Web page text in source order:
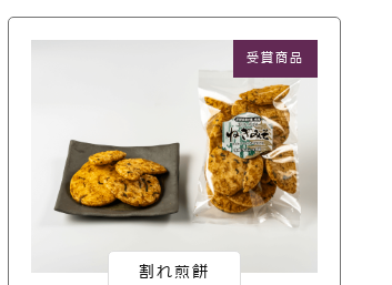
受賞商品
割れ煎餅